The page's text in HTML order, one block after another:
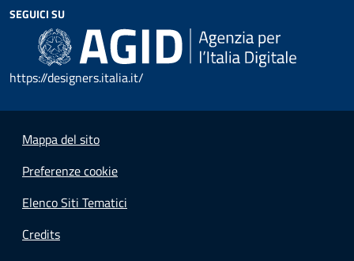
SEGUICI SU
https://designers.italia.it/
Mappa del sito
Preferenze cookie
Elenco Siti Tematici
Credits